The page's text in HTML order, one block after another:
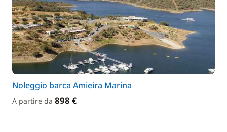
Noleggio barca Amieira Marina
A partire da 898 €